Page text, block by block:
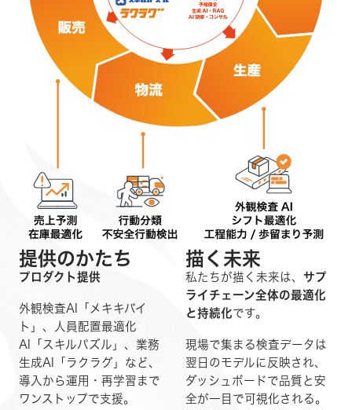
提供のかたち
プロダクト提供
外観検査AI「メキキバイ
ト」、人員配置最適化
AI「スキルパズル」、業務
生成AI「ラクラグ」など、
導入から運用・再学習まで
ワンストップで支援。
描く未来
私たちが描く未来は、 サプ
ライチェーン全体の最適化
と持続化です。
現場で集まる検査データは
翌日のモデルに反映され、
ダッシュボードで品質と安
全が一目で可視化される。